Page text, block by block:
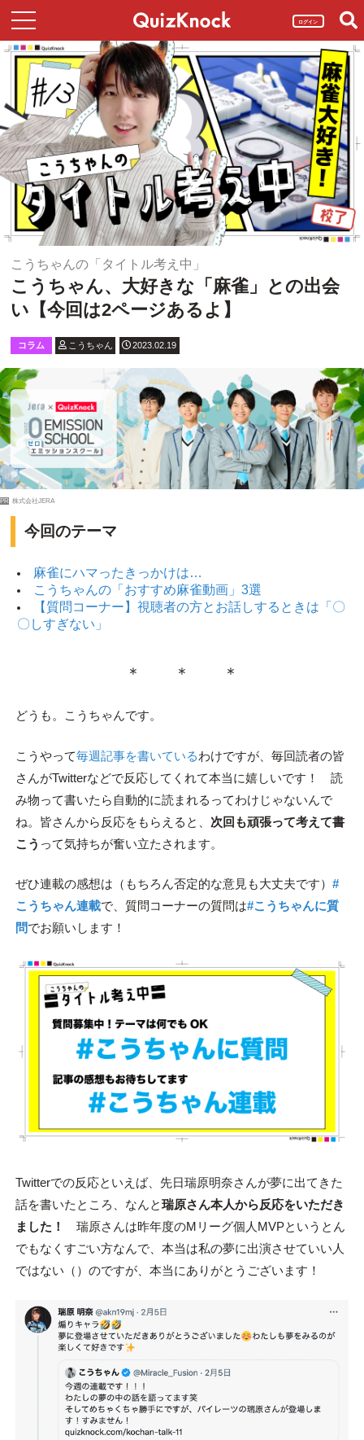
ログイン
こうちゃんの「タイトル考え中」
こうちゃん、大好きな「麻雀」との出会
い【今回は2ページあるよ】
コラム こうちゃん 2023.02.19
PR 株式会社JERA
今回のテーマ
麻雀にハマったきっかけは…
こうちゃんの「おすすめ麻雀動画」3選
【質問コーナー】視聴者の方とお話しするときは「〇
〇しすぎない」
＊ ＊ ＊
どうも。こうちゃんです。
こうやって毎週記事を書いているわけですが、毎回読者の皆
さんがTwitterなどで反応してくれて本当に嬉しいです！ 読
み物って書いたら自動的に読まれるってわけじゃないんで
ね。皆さんから反応をもらえると、 次回も頑張って考えて書
こう って気持ちが奮い立たされます。
ぜひ連載の感想は（もちろん否定的な意見も大丈夫です） #
こうちゃん連載で、質問コーナーの質問は#こうちゃんに質
問でお願いします！
Twitterでの反応といえば、先日瑞原明奈さんが夢に出てきた
話を書いたところ、なんと瑞原さん本人から反応をいただき
ました！
瑞原さんは昨年度のMリーグ個人MVPというとん
でもなくすごい方なんで、本当は私の夢に出演させていい人
ではない（）のですが、本当にありがとうございます！